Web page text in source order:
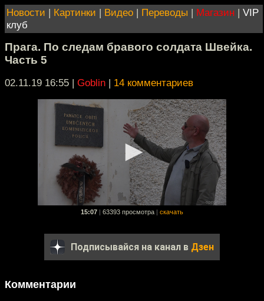
Новости | Картинки | Видео | Переводы | Магазин | VIP
клуб
Прага. По следам бравого солдата Швейка.
Часть 5
02.11.19 16:55 | Goblin | 14 комментариев
15:07 63393 просмотра скачать
Подписывайся на канал в Дзен
Комментарии